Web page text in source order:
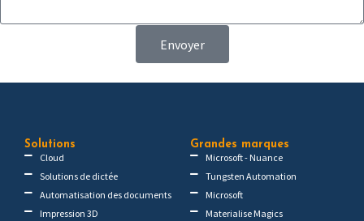
Envoyer
Solutions
Cloud
Solutions de dictée
Automatisation des documents
Impression 3D
Grandes marques
Microsoft - Nuance
Tungsten Automation
Microsoft
Materialise Magics